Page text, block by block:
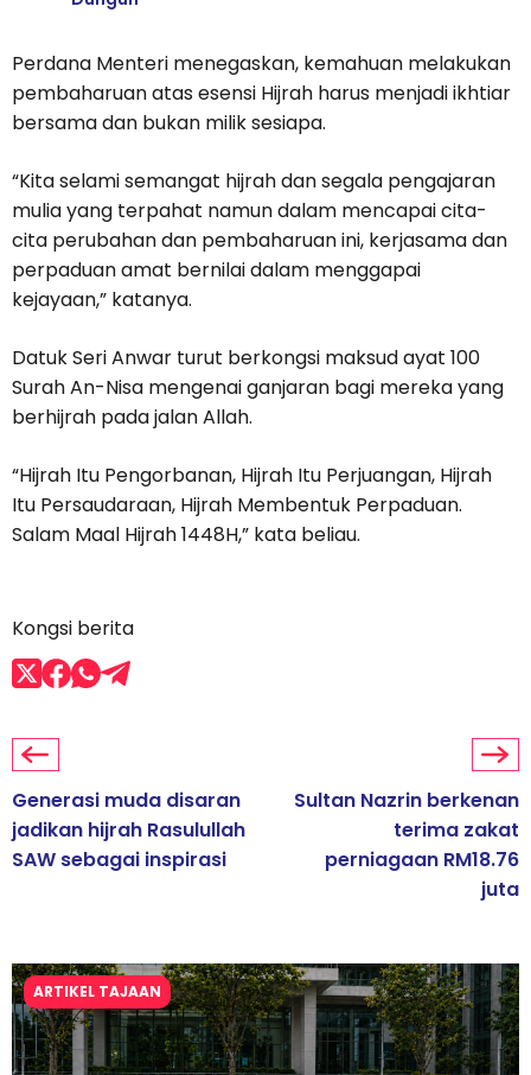
Perdana Menteri menegaskan, kemahuan melakukan
pembaharuan atas esensi Hijrah harus menjadi ikhtiar
bersama dan bukan milik sesiapa.
“Kita selami semangat hijrah dan segala pengajaran
mulia yang terpahat namun dalam mencapai cita-
cita perubahan dan pembaharuan ini, kerjasama dan
perpaduan amat bernilai dalam menggapai
kejayaan,” katanya.
Datuk Seri Anwar turut berkongsi maksud ayat 100
Surah An-Nisa mengenai ganjaran bagi mereka yang
berhijrah pada jalan Allah.
“Hijrah Itu Pengorbanan, Hijrah Itu Perjuangan, Hijrah
Itu Persaudaraan, Hijrah Membentuk Perpaduan.
Salam Maal Hijrah 1448H,” kata beliau.
Kongsi berita
Generasi muda disaran
jadikan hijrah Rasulullah
SAW sebagai inspirasi
Sultan Nazrin berkenan
terima zakat
perniagaan RM18.76
juta
ARTIKEL TAJAAN